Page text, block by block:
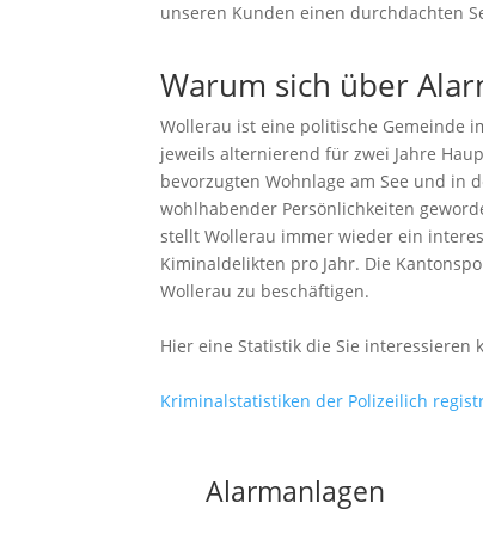
unseren Kunden einen durchdachten
Warum sich über
Wollerau ist eine politische Gemeinde
jeweils alternierend für zwei Jahre
bevorzugten Wohnlage am See und in
wohlhabender Persönlichkeiten
stellt Wollerau immer wieder ein
Kiminaldelikten pro Jahr. Die
Wollerau zu beschäftigen.
Hier eine Statistik die Sie interessieren
Kriminalstatistiken der Polizeilich
Alarmanlagen